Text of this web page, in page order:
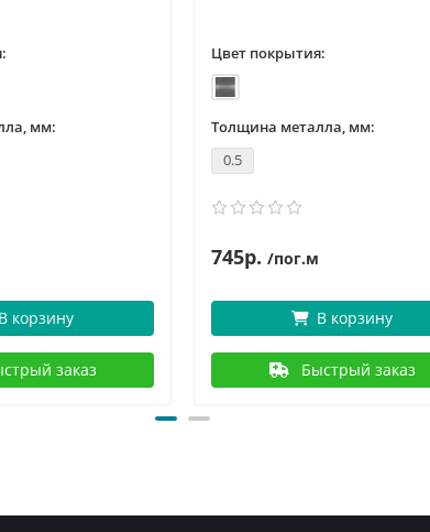
мм:
В корзину
заказ
Цвет покрытия:
Толщина металла, мм:
0.5
745р. /пог.м
В корзину
Быстрый заказ